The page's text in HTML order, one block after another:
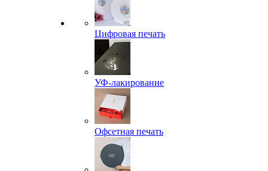
Цифровая печать
УФ-лакирование
Офсетная печать